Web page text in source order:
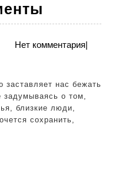
моменты
Нет комментария|
о том,
близкие люди,
сохранить,